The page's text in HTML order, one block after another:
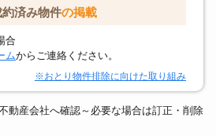
約済み物件の掲載
合
ムからご連絡ください。
※おとり物件排除に向けた取り組み
動産会社へ確認～必要な場合は訂正・削除